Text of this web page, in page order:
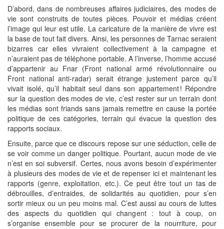
D’abord, dans de nombreuses affaires judiciaires, des modes de
vie sont construits de toutes pièces. Pouvoir et médias créent
l’image qui leur est utile. La caricature de la manière de vivre est
la base de tout fait divers. Ainsi, les personnes de Tarnac seraient
bizarres car elles vivraient collectivement à la campagne et
n’auraient pas de téléphone portable. A l’inverse, l’homme accusé
d’appartenir au Fnar (Front national armé révolutionnaire ou
Front national anti-radar) serait étrange justement parce qu’il
vivait isolé, qu’il habitait seul dans son appartement ! Répondre
sur la question des modes de vie, c’est rester sur un terrain dont
les médias sont friands sans jamais remettre en cause la portée
politique de ces catégories, terrain qui évacue la question des
rapports sociaux.
Ensuite, parce que ce discours repose sur une séduction, celle de
se voir comme un danger politique. Pourtant, aucun mode de vie
n’est en soi subversif. Certes, nous avons besoin d’expérimenter
à plusieurs des modes de vie et de repenser ici et maintenant les
rapports (genre, exploitation, etc.). Ce peut être tout un tas de
débrouilles, d’entraides, de solidarités au quotidien, pour s’en
sortir mieux ou un peu moins mal. C’est aussi au cours de luttes
des aspects du quotidien qui changent : tout à coup, on
s’organise ensemble pour se procurer de la nourriture, pour